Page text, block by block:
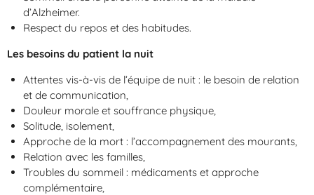
d’Alzheimer.
Respect du repos et des habitudes.
Les besoins du patient la nuit
Attentes vis-à-vis de l’équipe de nuit : le besoin de relation
et de communication,
Douleur morale et souffrance physique,
Solitude, isolement,
Approche de la mort : l’accompagnement des mourants,
Relation avec les familles,
Troubles du sommeil : médicaments et approche
complémentaire,